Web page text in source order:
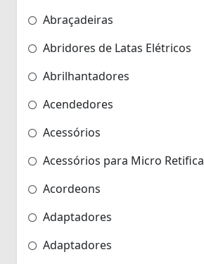
Abraçadeiras
Abridores de Latas Elétricos
Abrilhantadores
Acendedores
Acessórios
Acessórios para Micro Retifica
Acordeons
Adaptadores
Adaptadores